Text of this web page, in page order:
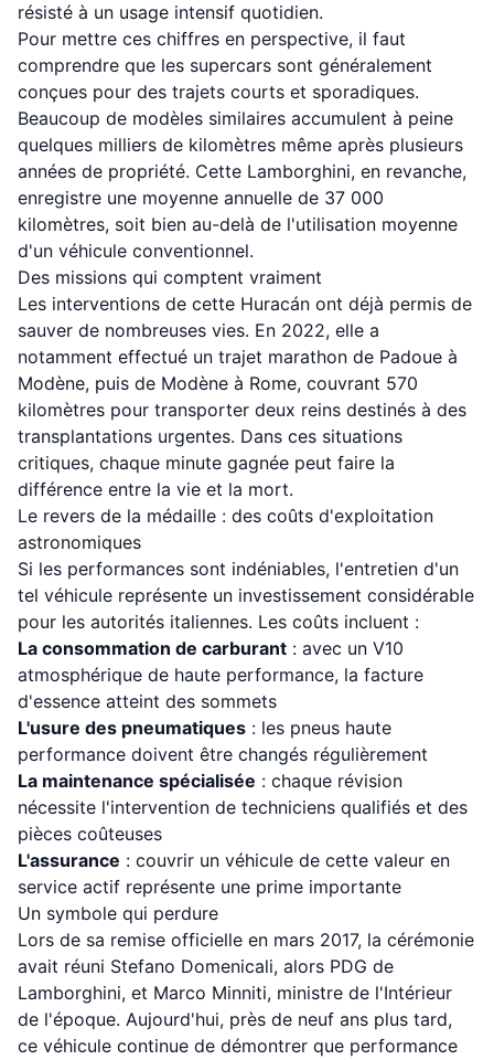
résisté à un usage intensif quotidien.
Pour mettre ces chiffres en perspective, il faut
comprendre que les supercars sont généralement
conçues pour des trajets courts et sporadiques.
Beaucoup de modèles similaires accumulent à peine
quelques milliers de kilomètres même après plusieurs
années de propriété. Cette Lamborghini, en revanche,
enregistre une moyenne annuelle de 37 000
kilomètres, soit bien au-delà de l'utilisation moyenne
d'un véhicule conventionnel.
Des missions qui comptent vraiment
Les interventions de cette Huracán ont déjà permis de
sauver de nombreuses vies. En 2022, elle a
notamment effectué un trajet marathon de Padoue à
Modène, puis de Modène à Rome, couvrant 570
kilomètres pour transporter deux reins destinés à des
transplantations urgentes. Dans ces situations
critiques, chaque minute gagnée peut faire la
différence entre la vie et la mort.
Le revers de la médaille : des coûts d'exploitation
astronomiques
Si les performances sont indéniables, l'entretien d'un
tel véhicule représente un investissement considérable
pour les autorités italiennes. Les coûts incluent :
La consommation de carburant : avec un V10
atmosphérique de haute performance, la facture
d'essence atteint des sommets
L'usure des pneumatiques : les pneus haute
performance doivent être changés régulièrement
La maintenance spécialisée : chaque révision
nécessite l'intervention de techniciens qualifiés et des
pièces coûteuses
L'assurance : couvrir un véhicule de cette valeur en
service actif représente une prime importante
Un symbole qui perdure
Lors de sa remise officielle en mars 2017, la cérémonie
avait réuni Stefano Domenicali, alors PDG de
Lamborghini, et Marco Minniti, ministre de l'Intérieur
de l'époque. Aujourd'hui, près de neuf ans plus tard,
ce véhicule continue de démontrer que performance